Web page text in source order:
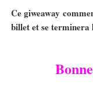
Ce giweaway
billet et se terminera